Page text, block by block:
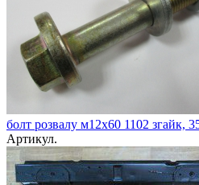
болт розвалу м12х60 1102 згайк,
Артикул.